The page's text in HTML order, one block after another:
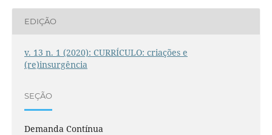
EDIÇÃO
v. 13 n. 1 (2020): CURRÍCULO: criações e
(re)insurgência
SEÇÃO
Demanda Contínua